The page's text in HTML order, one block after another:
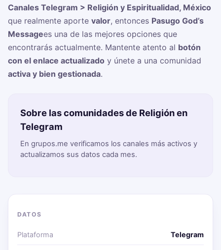
Canales Telegram > Religión y Espiritualidad, México
que realmente aporte valor, entonces Pasugo God’s
Messagees una de las mejores opciones que
encontrarás actualmente. Mantente atento al botón
con el enlace actualizado y únete a una comunidad
activa y bien gestionada.
Sobre las comunidades de Religión en
Telegram
En grupos.me verificamos los canales más activos y
actualizamos sus datos cada mes.
DATOS
Plataforma Telegram